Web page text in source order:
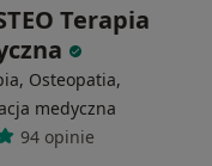
Terapia
Osteopatia,
medyczna
94 opinie